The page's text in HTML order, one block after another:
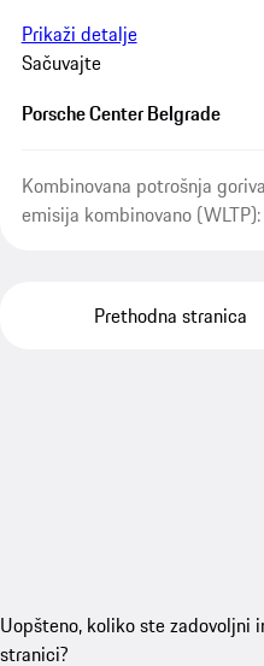
Prikaži detalje
Sačuvajte
Porsche Center Belgrade
Kombinovana potrošnja
emisija kombinovano
Prethodna stranica
Uopšteno, koliko ste zadovoljni
stranici?